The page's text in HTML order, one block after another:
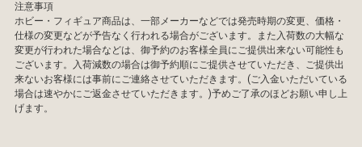
注意事項
ホビー・フィギュア商品は、一部メーカーなどでは発売時期の変更、価格・
仕様の変更などが予告なく行われる場合がございます。また入荷数の大幅な
変更が行われた場合などは、御予約のお客様全員にご提供出来ない可能性も
ございます。入荷減数の場合は御予約順にご提供させていただき、ご提供出
来ないお客様には事前にご連絡させていただきます。(ご入金いただいている
場合は速やかにご返金させていただきます。)予めご了承のほどお願い申し上
げます。